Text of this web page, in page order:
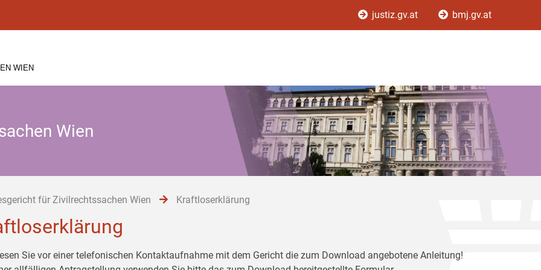
justiz.gv.at bmj.gv.at
WIEN
Wien
für Zivilrechtssachen Wien Kraftloserklärung
Sie vor einer telefonischen Kontaktaufnahme mit dem Gericht die zum Download angebotene Anleitung!